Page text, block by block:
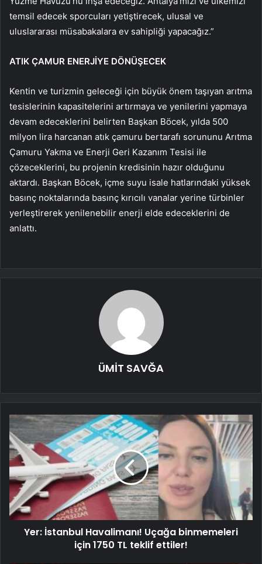
temsil edecek sporcuları yetiştirecek, ulusal ve
uluslararası müsabakalara ev sahipliği yapacağız.”
ATIK ÇAMUR ENERJİYE DÖNÜŞECEK
Kentin ve turizmin geleceği için büyük önem taşıyan arıtma
tesislerinin kapasitelerini artırmaya ve yenilerini yapmaya
devam edeceklerini belirten Başkan Böcek, yılda 500
milyon lira harcanan atık çamuru bertarafı sorununu Arıtma
Çamuru Yakma ve Enerji Geri Kazanım Tesisi ile
çözeceklerini, bu projenin kredisinin hazır olduğunu
aktardı. Başkan Böcek, içme suyu isale hatlarındaki yüksek
basınç noktalarında basınç kırıcılı vanalar yerine türbinler
yerleştirerek yenilenebilir enerji elde edeceklerini de
anlattı.
ÜMİT SAVĞA
Yer: İstanbul Havalimanı! Uçağa binmemeleri
için 1750 TL teklif ettiler!